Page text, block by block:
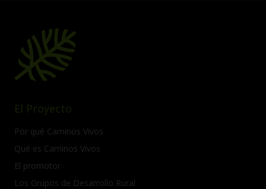
El Proyecto
Por qué Caminos Vivos
Qué es Caminos Vivos
El promotor
Los Grupos de Desarrollo Rural